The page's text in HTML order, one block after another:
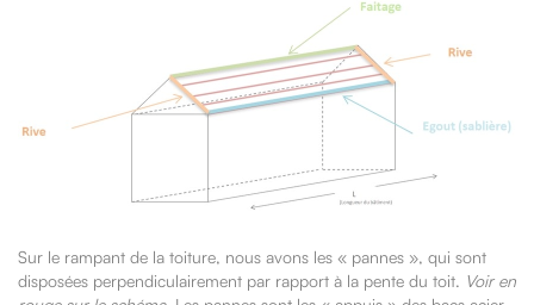
Sur le rampant de la toiture, nous avons les « pannes », qui sont
disposées perpendiculairement par rapport à la pente du toit. Voir en